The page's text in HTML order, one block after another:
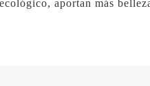
aportan más